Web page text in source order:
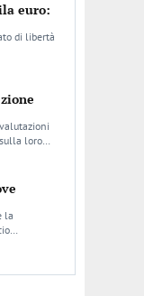
euro:
di libertà
loro…
la